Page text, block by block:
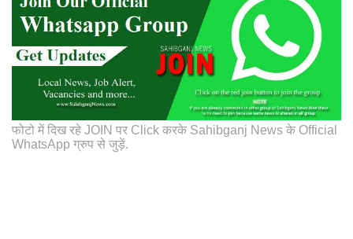
फोटो में दिख रहे JOIN पर Click करके Sahibganj News के Official
WhatsApp ग्रुप से जुड़ें.